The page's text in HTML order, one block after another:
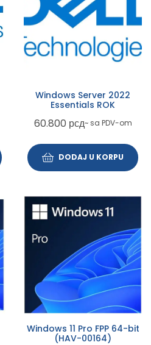
Windows Server 2022
Essentials ROK
60.800 рсд~ sa PDV-om
DODAJ U KORPU
Windows 11 Pro FPP 64-bit
(HAV-00164)